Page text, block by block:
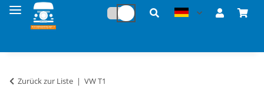
Zurück zur Liste VW T1